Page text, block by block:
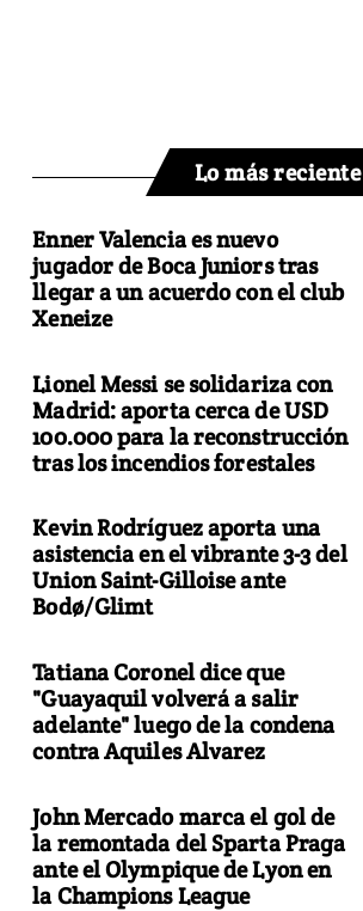
Lo más reciente
Enner Valencia es nuevo
jugador de Boca Juniors tras
llegar a un acuerdo con el club
Xeneize
Lionel Messi se solidariza con
Madrid: aporta cerca de USD
100.000 para la reconstrucción
tras los incendios forestales
Kevin Rodríguez aporta una
asistencia en el vibrante 3-3 del
Union Saint-Gilloise ante
Bodø/Glimt
Tatiana Coronel dice que
"Guayaquil volverá a salir
adelante" luego de la condena
contra Aquiles Alvarez
John Mercado marca el gol de
la remontada del Sparta Praga
ante el Olympique de Lyon en
la Champions League